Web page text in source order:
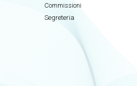
Commissioni
Segreteria